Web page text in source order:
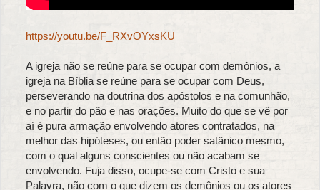
https://youtu.be/F_RXvOYxsKU
A igreja não se reúne para se ocupar com demônios, a
igreja na Bíblia se reúne para se ocupar com Deus,
perseverando na doutrina dos apóstolos e na comunhão,
e no partir do pão e nas orações. Muito do que se vê por
aí é pura armação envolvendo atores contratados, na
melhor das hipóteses, ou então poder satânico mesmo,
com o qual alguns conscientes ou não acabam se
envolvendo. Fuja disso, ocupe-se com Cristo e sua
Palavra, não com o que dizem os demônios ou os atores